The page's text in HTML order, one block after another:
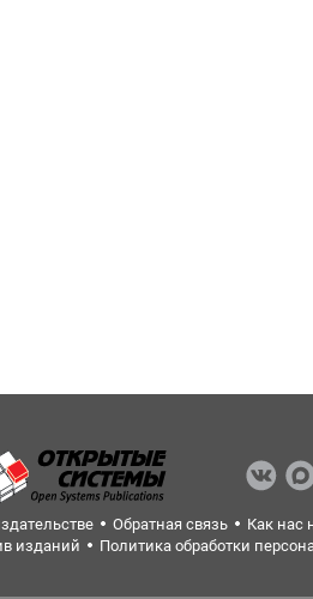
Обратная связь Как нас
изданий
Политика обработки